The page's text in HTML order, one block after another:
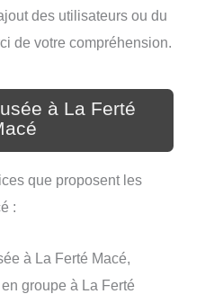
des utilisateurs ou du
de votre compréhension.
à La Ferté
que proposent les
:
à La Ferté Macé,
groupe à La Ferté